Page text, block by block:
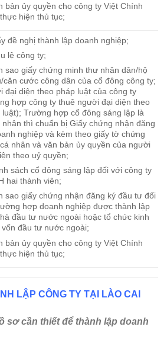
bản ủy quyền cho công ty Việt Chính
hiện thủ tục;
đề nghị thành lập doanh nghiệp;
lệ công ty;
sao giấy chứng minh thư nhân dân/hộ
căn cước công dân của cổ đông công ty;
đại diện theo pháp luật của công ty
hợp công ty thuê người đại diện theo
luật); Trường hợp cổ đông sáng lập là
nhân thì chuẩn bị Giấy chứng nhận đăng
nghiệp và kèm theo giấy tờ chứng
nhân và văn bản ủy quyền của người
theo uỷ quyền;
sách cổ đông sáng lập đối với công ty
hai thành viên;
sao giấy chứng nhận đăng ký đầu tư đối
hợp doanh nghiệp được thành lập
đầu tư nước ngoài hoặc tổ chức kinh
vốn đầu tư nước ngoài;
bản ủy quyền cho công ty Việt Chính
hiện thủ tục;
LẬP CÔNG TY TẠI LÀO CAI
sơ cần thiết để thành lập doanh